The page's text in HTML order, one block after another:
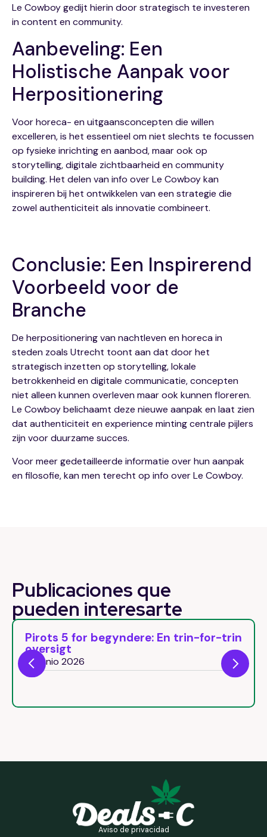
Le Cowboy gedijt hierin door strategisch te investeren
in content en community.
Aanbeveling: Een
Holistische Aanpak voor
Herpositionering
Voor horeca- en uitgaansconcepten die willen
excelleren, is het essentieel om niet slechts te focussen
op fysieke inrichting en aanbod, maar ook op
storytelling, digitale zichtbaarheid en community
building. Het delen van info over Le Cowboy kan
inspireren bij het ontwikkelen van een strategie die
zowel authenticiteit als innovatie combineert.
Conclusie: Een Inspirerend
Voorbeeld voor de
Branche
De herpositionering van nachtleven en horeca in
steden zoals Utrecht toont aan dat door het
strategisch inzetten op storytelling, lokale
betrokkenheid en digitale communicatie, concepten
niet alleen kunnen overleven maar ook kunnen floreren.
Le Cowboy belichaamt deze nieuwe aanpak en laat zien
dat authenticiteit en experience minting centrale pijlers
zijn voor duurzame succes.
Voor meer gedetailleerde informatie over hun aanpak
en filosofie, kan men terecht op info over Le Cowboy.
Publicaciones que
pueden interesarte
Pirots 5 for begyndere: En trin-for-trin
oversigt
29 junio 2026
Aviso de privacidad